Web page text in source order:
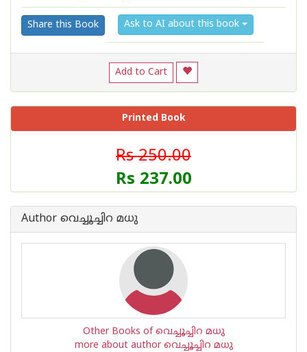
Share this Book Ask to AI about this book
Add to Cart
Printed Book
Rs 250.00
Rs 237.00
Author വെച്ചൂച്ചിറ മധു
Other Books of വെച്ചൂച്ചിറ മധു
more about author വെച്ചൂച്ചിറ മധു